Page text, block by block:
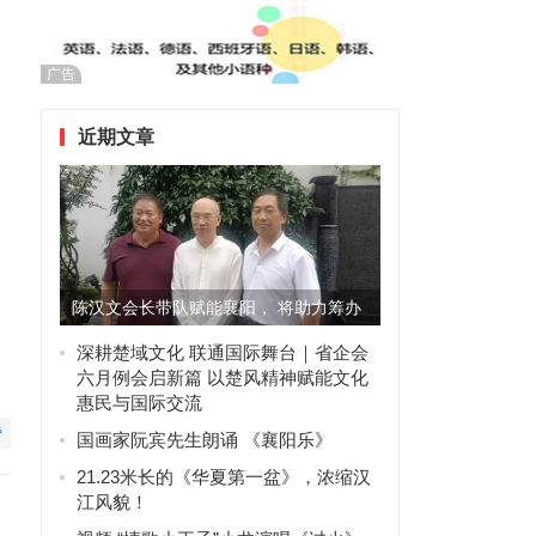
广告
近期文章
陈汉文会长带队赋能襄阳， 将助力筹办
2027襄阳·国际奇石文...
深耕楚域文化 联通国际舞台｜省企会
六月例会启新篇 以楚风精神赋能文化
惠民与国际交流
国画家阮宾先生朗诵 《襄阳乐》
21.23米长的《华夏第一盆》，浓缩汉
江风貌！